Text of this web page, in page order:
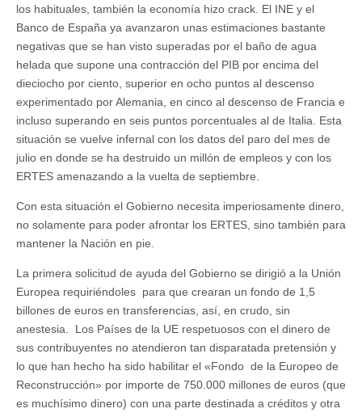
los habituales, también la economía hizo crack. El INE y el
Banco de España ya avanzaron unas estimaciones bastante
negativas que se han visto superadas por el baño de agua
helada que supone una contracción del PIB por encima del
dieciocho por ciento, superior en ocho puntos al descenso
experimentado por Alemania, en cinco al descenso de Francia e
incluso superando en seis puntos porcentuales al de Italia. Esta
situación se vuelve infernal con los datos del paro del mes de
julio en donde se ha destruido un millón de empleos y con los
ERTES amenazando a la vuelta de septiembre.
Con esta situación el Gobierno necesita imperiosamente dinero,
no solamente para poder afrontar los ERTES, sino también para
mantener la Nación en pie.
La primera solicitud de ayuda del Gobierno se dirigió a la Unión
Europea requiriéndoles para que crearan un fondo de 1,5
billones de euros en transferencias, así, en crudo, sin
anestesia. Los Países de la UE respetuosos con el dinero de
sus contribuyentes no atendieron tan disparatada pretensión y
lo que han hecho ha sido habilitar el «Fondo de la Europeo de
Reconstrucción» por importe de 750.000 millones de euros (que
es muchísimo dinero) con una parte destinada a créditos y otra